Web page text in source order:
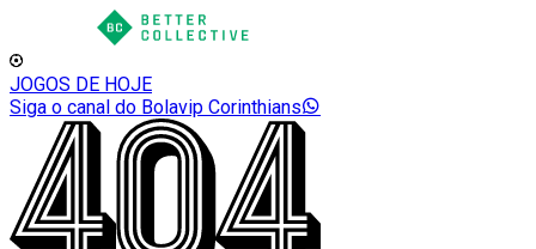
JOGOS DE HOJE
Siga o canal do Bolavip Corinthians